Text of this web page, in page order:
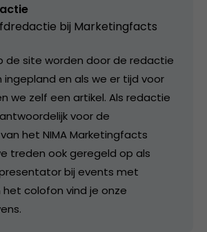
bij Marketingfacts
de site worden door de redactie
en als we er tijd voor
we zelf een artikel. Als redactie
voor de
het NIMA Marketingfacts
treden ook geregeld op als
bij events met
het colofon vind je onze